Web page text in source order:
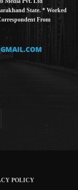
State. * Worked
From
POLICY